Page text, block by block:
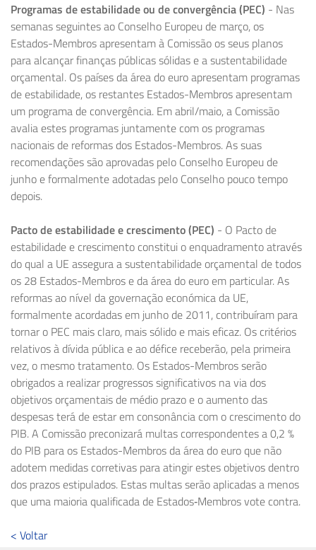
Programas de estabilidade ou de convergência (PEC) - Nas
semanas seguintes ao Conselho Europeu de março, os
Estados-Membros apresentam à Comissão os seus planos
para alcançar finanças públicas sólidas e a sustentabilidade
orçamental. Os países da área do euro apresentam programas
de estabilidade, os restantes Estados-Membros apresentam
um programa de convergência. Em abril/maio, a Comissão
avalia estes programas juntamente com os programas
nacionais de reformas dos Estados-Membros. As suas
recomendações são aprovadas pelo Conselho Europeu de
junho e formalmente adotadas pelo Conselho pouco tempo
depois.
Pacto de estabilidade e crescimento (PEC) - O Pacto de
estabilidade e crescimento constitui o enquadramento através
do qual a UE assegura a sustentabilidade orçamental de todos
os 28 Estados-Membros e da área do euro em particular. As
reformas ao nível da governação económica da UE,
formalmente acordadas em junho de 2011, contribuíram para
tornar o PEC mais claro, mais sólido e mais eficaz. Os critérios
relativos à dívida pública e ao défice receberão, pela primeira
vez, o mesmo tratamento. Os Estados-Membros serão
obrigados a realizar progressos significativos na via dos
objetivos orçamentais de médio prazo e o aumento das
despesas terá de estar em consonância com o crescimento do
PIB. A Comissão preconizará multas correspondentes a 0,2 %
do PIB para os Estados-Membros da área do euro que não
adotem medidas corretivas para atingir estes objetivos dentro
dos prazos estipulados. Estas multas serão aplicadas a menos
que uma maioria qualificada de Estados‑Membros vote contra.
< Voltar